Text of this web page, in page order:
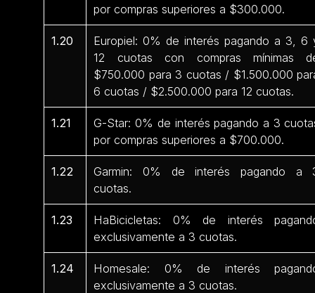
por compras superiores a $300.000.
1.20
Europiel: 0% de interés pagando a 3, 6
12 cuotas con compras mínimas
$750.000 para 3 cuotas / $1.500.000
6 cuotas / $2.500.000 para 12 cuotas.
1.21
G-Star: 0% de interés pagando a 3
por compras superiores a $700.000.
1.22
Garmin: 0% de interés pagando a
cuotas.
1.23
HaBicicletas: 0% de interés
exclusivamente a 3 cuotas.
1.24
Homesale: 0% de interés
exclusivamente a 3 cuotas.